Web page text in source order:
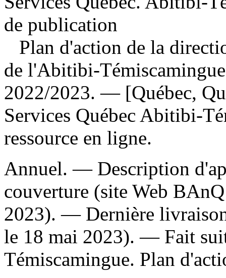
de publication
Plan d'action de la
de l'Abitibi-
2022/2023. — [Québec,
Services Québec Abitibi-
ressource en ligne.
Annuel. — Description
couverture (site Web
2023). — Dernière
le 18 mai 2023). — Fait
Témiscamingue. Plan